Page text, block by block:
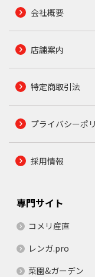
会社概要
店舗案内
特定商取引法
プライバシーポ
採用情報
専門サイト
コメリ産直
レンガ.pro
菜園&ガーデン